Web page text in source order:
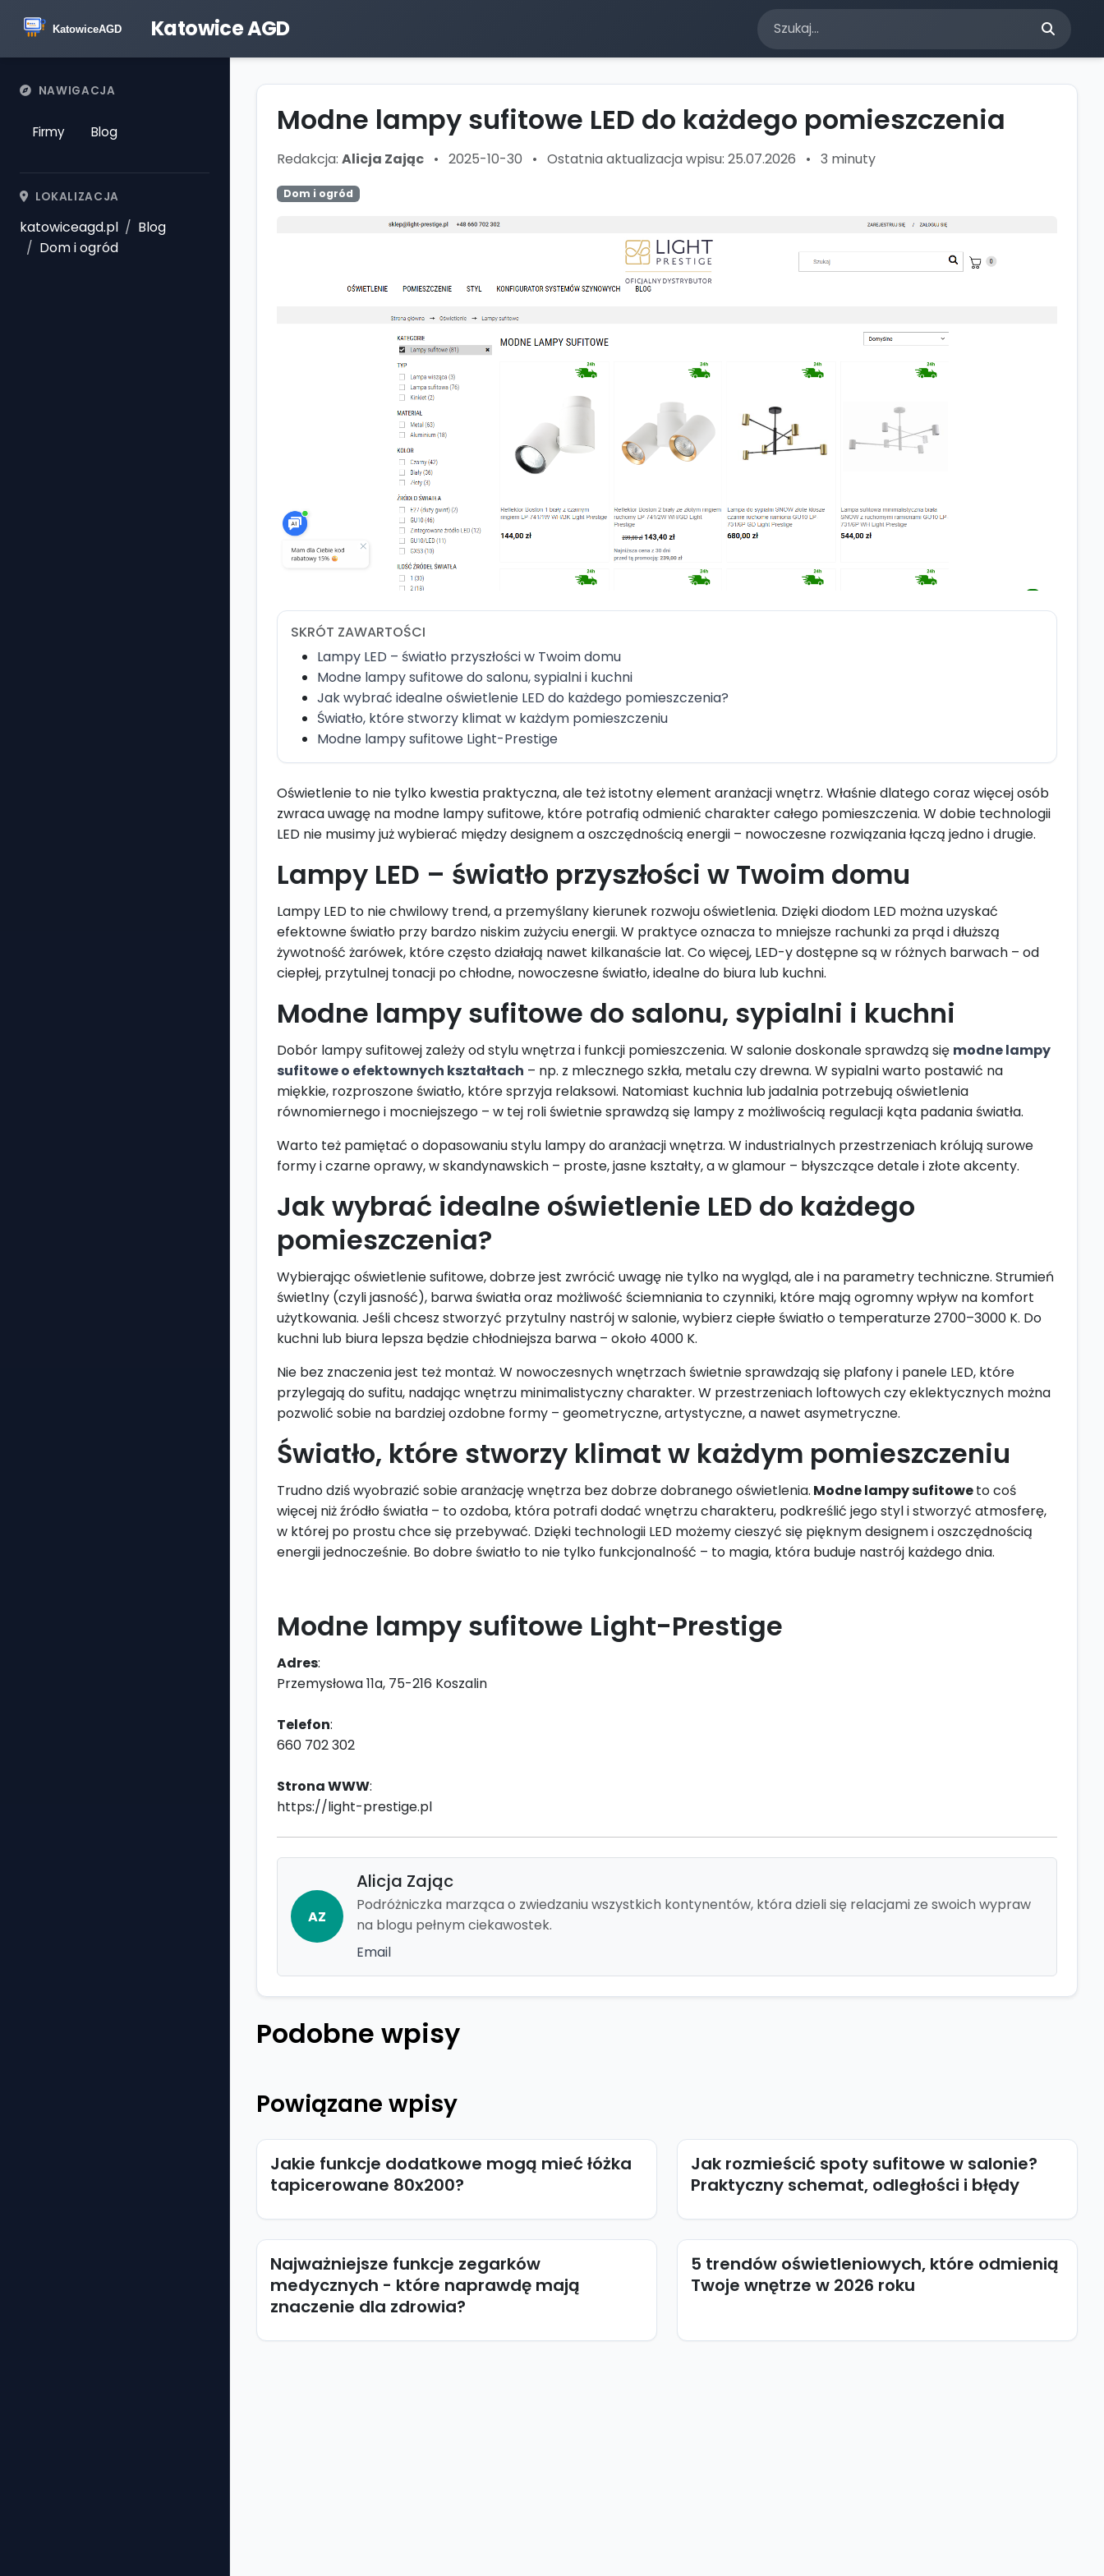
Katowice AGD
NAWIGACJA
Firmy Blog
LOKALIZACJA
katowiceagd.pl
Blog
Dom i ogród
Modne lampy sufitowe LED do każdego pomieszczenia
Redakcja: Alicja Zając • 2025-10-30 • Ostatnia aktualizacja wpisu: 25.07.2026 • 3 minuty
Dom i ogród
SKRÓT ZAWARTOŚCI
Lampy LED – światło przyszłości w Twoim domu
Modne lampy sufitowe do salonu, sypialni i kuchni
Jak wybrać idealne oświetlenie LED do każdego pomieszczenia?
Światło, które stworzy klimat w każdym pomieszczeniu
Modne lampy sufitowe Light-Prestige
Oświetlenie to nie tylko kwestia praktyczna, ale też istotny element aranżacji wnętrz. Właśnie dlatego coraz więcej osób
zwraca uwagę na modne lampy sufitowe, które potrafią odmienić charakter całego pomieszczenia. W dobie technologii
LED nie musimy już wybierać między designem a oszczędnością energii – nowoczesne rozwiązania łączą jedno i drugie.
Lampy LED – światło przyszłości w Twoim domu
Lampy LED to nie chwilowy trend, a przemyślany kierunek rozwoju oświetlenia. Dzięki diodom LED można uzyskać
efektowne światło przy bardzo niskim zużyciu energii. W praktyce oznacza to mniejsze rachunki za prąd i dłuższą
żywotność żarówek, które często działają nawet kilkanaście lat. Co więcej, LED-y dostępne są w różnych barwach – od
ciepłej, przytulnej tonacji po chłodne, nowoczesne światło, idealne do biura lub kuchni.
Modne lampy sufitowe do salonu, sypialni i kuchni
Dobór lampy sufitowej zależy od stylu wnętrza i funkcji pomieszczenia. W salonie doskonale sprawdzą się modne lampy
sufitowe o efektownych kształtach – np. z mlecznego szkła, metalu czy drewna. W sypialni warto postawić na
miękkie, rozproszone światło, które sprzyja relaksowi. Natomiast kuchnia lub jadalnia potrzebują oświetlenia
równomiernego i mocniejszego – w tej roli świetnie sprawdzą się lampy z możliwością regulacji kąta padania światła.
Warto też pamiętać o dopasowaniu stylu lampy do aranżacji wnętrza. W industrialnych przestrzeniach królują surowe
formy i czarne oprawy, w skandynawskich – proste, jasne kształty, a w glamour – błyszczące detale i złote akcenty.
Jak wybrać idealne oświetlenie LED do każdego
pomieszczenia?
Wybierając oświetlenie sufitowe, dobrze jest zwrócić uwagę nie tylko na wygląd, ale i na parametry techniczne. Strumień
świetlny (czyli jasność), barwa światła oraz możliwość ściemniania to czynniki, które mają ogromny wpływ na komfort
użytkowania. Jeśli chcesz stworzyć przytulny nastrój w salonie, wybierz ciepłe światło o temperaturze 2700–3000 K. Do
kuchni lub biura lepsza będzie chłodniejsza barwa – około 4000 K.
Nie bez znaczenia jest też montaż. W nowoczesnych wnętrzach świetnie sprawdzają się plafony i panele LED, które
przylegają do sufitu, nadając wnętrzu minimalistyczny charakter. W przestrzeniach loftowych czy eklektycznych można
pozwolić sobie na bardziej ozdobne formy – geometryczne, artystyczne, a nawet asymetryczne.
Światło, które stworzy klimat w każdym pomieszczeniu
Trudno dziś wyobrazić sobie aranżację wnętrza bez dobrze dobranego oświetlenia. Modne lampy sufitoweto coś
więcej niż źródło światła – to ozdoba, która potrafi dodać wnętrzu charakteru, podkreślić jego styl i stworzyć atmosferę,
w której po prostu chce się przebywać. Dzięki technologii LED możemy cieszyć się pięknym designem i oszczędnością
energii jednocześnie. Bo dobre światło to nie tylko funkcjonalność – to magia, która buduje nastrój każdego dnia.
Modne lampy sufitowe Light-Prestige
Adres:
Przemysłowa 11a, 75-216 Koszalin
Telefon:
660 702 302
Strona WWW:
https://light-prestige.pl
AZ
Alicja Zając
Podróżniczka marząca o zwiedzaniu wszystkich kontynentów, która dzieli się relacjami ze swoich wypraw
na blogu pełnym ciekawostek.
Email
Podobne wpisy
Powiązane wpisy
Jakie funkcje dodatkowe mogą mieć łóżka
tapicerowane 80x200?
Jak rozmieścić spoty sufitowe w salonie?
Praktyczny schemat, odległości i błędy
Najważniejsze funkcje zegarków
medycznych - które naprawdę mają
znaczenie dla zdrowia?
5 trendów oświetleniowych, które odmienią
Twoje wnętrze w 2026 roku